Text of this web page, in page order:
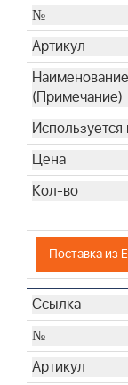
Поставка из